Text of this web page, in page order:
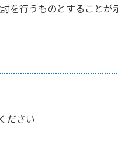
を行うものとすることが
ださい